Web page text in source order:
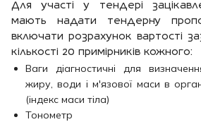
Для участі у тендері
мають надати тендерну
включати розрахунок вартості
кількості 20 примірників кожного:
Ваги діагностичні для
жиру, води і м'язової маси в
(індекс маси тіла)
Тонометр